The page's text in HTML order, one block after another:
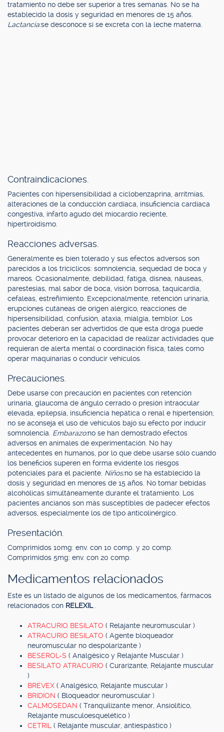
tratamiento no debe ser superior a tres semanas. No se ha
establecido la dosis y seguridad en menores de 15 años.
Lactancia:se desconoce si se excreta con la leche materna.
Contraindicaciones.
Pacientes con hipersensibilidad a ciclobenzaprina, arritmias,
alteraciones de la conducción cardíaca, insuficiencia cardíaca
congestiva, infarto agudo del miocardio reciente,
hipertiroidismo.
Reacciones adversas.
Generalmente es bien tolerado y sus efectos adversos son
parecidos a los tricíclicos: somnolencia, sequedad de boca y
mareos. Ocasionalmente, debilidad, fatiga, disnea, náuseas,
parestesias, mal sabor de boca, visión borrosa, taquicardia,
cefaleas, estreñimiento. Excepcionalmente, retención urinaria,
erupciones cutáneas de origen alérgico, reacciones de
hipersensibilidad, confusión, ataxia, mialgia, temblor. Los
pacientes deberán ser advertidos de que esta droga puede
provocar deterioro en la capacidad de realizar actividades que
requieran de alerta mental o coordinación física, tales como
operar maquinarias o conducir vehículos.
Precauciones.
Debe usarse con precaución en pacientes con retención
urinaria, glaucoma de ángulo cerrado o presión intraocular
elevada, epilepsia, insuficiencia hepática o renal e hipertensión;
no se aconseja el uso de vehículos bajo su efecto por inducir
somnolencia. Embarazo:no se han demostrado efectos
adversos en animales de experimentación. No hay
antecedentes en humanos, por lo que debe usarse sólo cuando
los beneficios superen en forma evidente los riesgos
potenciales para el paciente. Niños:no se ha establecido la
dosis y seguridad en menores de 15 años. No tomar bebidas
alcohólicas simultáneamente durante el tratamiento. Los
pacientes ancianos son más susceptibles de padecer efectos
adversos, especialmente los de tipo anticolinérgico.
Presentación.
Comprimidos 10mg: env. con 10 comp. y 20 comp.
Comprimidos 5mg: env. con 20 comp.
Medicamentos relacionados
Este es un listado de algunos de los medicamentos, fármacos
relacionados con RELEXIL
ATRACURIO BESILATO ( Relajante neuromuscular )
ATRACURIO BESILATO ( Agente bloqueador
neuromuscular no despolarizante )
BESEROL-S ( Analgésico y Relajante Muscular )
BESILATO ATRACURIO ( Curarizante, Relajante muscular
)
BREVEX ( Analgésico, Relajante muscular )
BRIDION ( Bloqueador neuromuscular )
CALMOSEDAN ( Tranquilizante menor, Ansiolítico,
Relajante musculoesquelético )
CETRIL ( Relajante muscular, antiespástico )